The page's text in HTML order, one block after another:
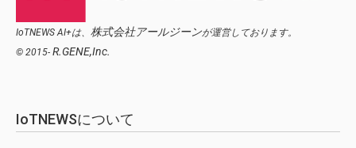
IoTNEWS AI+は、 株式会社アールジーンが運営しております。
© 2015- R.GENE,Inc.
IoTNEWSについて